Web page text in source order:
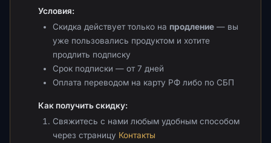
Условия:
Скидка действует только на продление — вы
уже пользовались продуктом и хотите
продлить подписку
Срок подписки — от 7 дней
Оплата переводом на карту РФ либо по СБП
Как получить скидку:
Свяжитесь с нами любым удобным способом
через страницу Контакты